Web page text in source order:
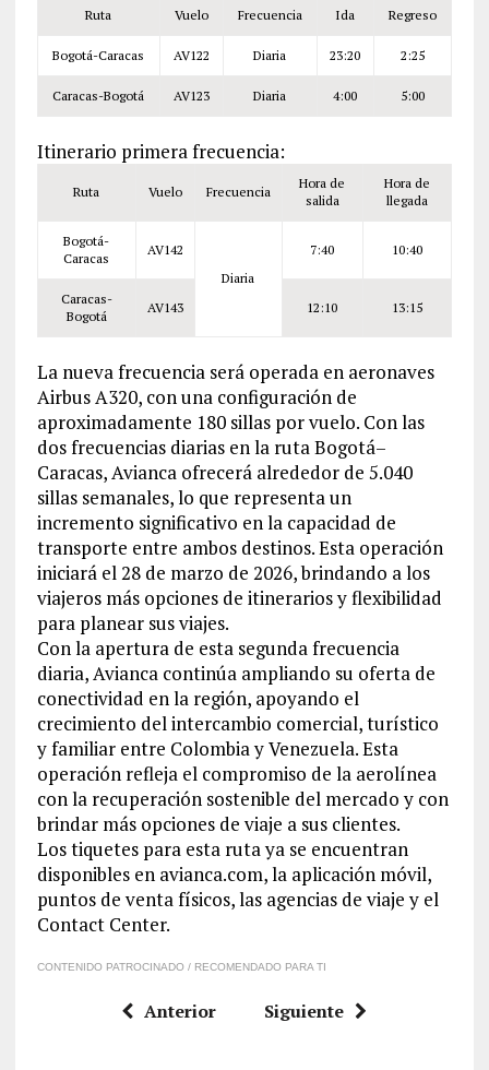
Ruta Vuelo Frecuencia Ida Regreso
Bogotá-Caracas AV122 Diaria 23:20 2:25
Caracas-Bogotá AV123 Diaria 4:00 5:00
Itinerario primera frecuencia:
Ruta Vuelo Frecuencia
Hora de
salida
Hora de
llegada
Bogotá-
Caracas
AV142
Diaria
7:40 10:40
Caracas-
Bogotá
AV143 12:10 13:15
La nueva frecuencia será operada en aeronaves
Airbus A320, con una configuración de
aproximadamente 180 sillas por vuelo. Con las
dos frecuencias diarias en la ruta Bogotá–
Caracas, Avianca ofrecerá alrededor de 5.040
sillas semanales, lo que representa un
incremento significativo en la capacidad de
transporte entre ambos destinos. Esta operación
iniciará el 28 de marzo de 2026, brindando a los
viajeros más opciones de itinerarios y flexibilidad
para planear sus viajes.
Con la apertura de esta segunda frecuencia
diaria, Avianca continúa ampliando su oferta de
conectividad en la región, apoyando el
crecimiento del intercambio comercial, turístico
y familiar entre Colombia y Venezuela. Esta
operación refleja el compromiso de la aerolínea
con la recuperación sostenible del mercado y con
brindar más opciones de viaje a sus clientes.
Los tiquetes para esta ruta ya se encuentran
disponibles en avianca.com, la aplicación móvil,
puntos de venta físicos, las agencias de viaje y el
Contact Center.
CONTENIDO PATROCINADO / RECOMENDADO PARA TI
Anterior Siguiente